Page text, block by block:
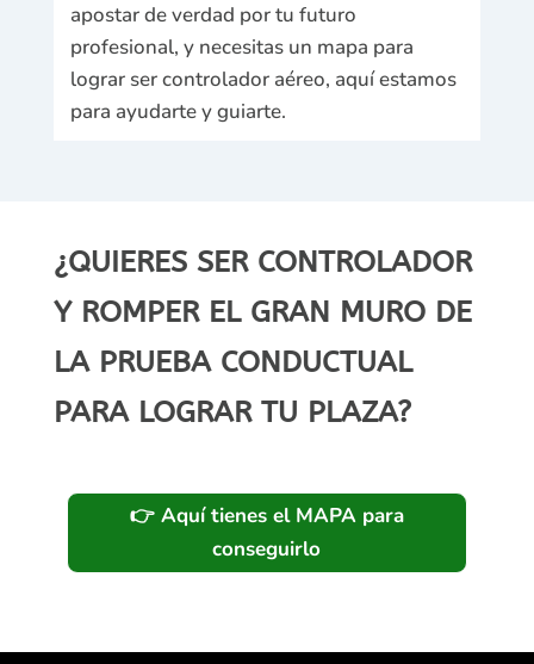
apostar de verdad por tu futuro
profesional, y necesitas un mapa para
lograr ser controlador aéreo, aquí estamos
para ayudarte y guiarte.
¿QUIERES SER CONTROLADOR
Y ROMPER EL GRAN MURO DE
LA PRUEBA CONDUCTUAL
PARA LOGRAR TU PLAZA?
👉 Aquí tienes el MAPA para
conseguirlo